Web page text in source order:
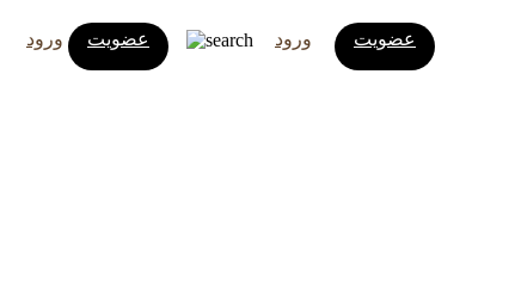
ورود عضویت ورود عضویت